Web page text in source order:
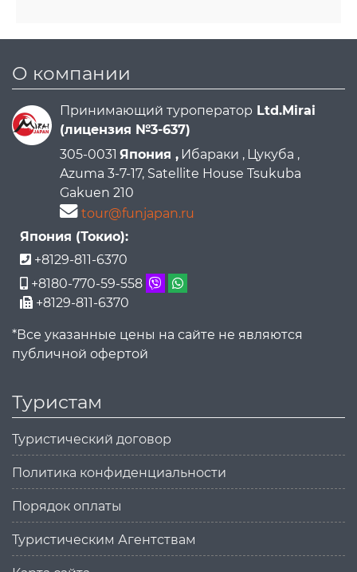
О компании
Принимающий туроператор Ltd.Mirai
(лицензия №3-637)
305-0031 Япония , Ибараки , Цукуба ,
Azuma 3-7-17, Satellite House Tsukuba
Gakuen 210
tour@funjapan.ru
Япония (Токио):
+8129-811-6370
+8180-770-59-558
+8129-811-6370
*Все указанные цены на сайте не являются
публичной офертой
Туристам
Туристический договор
Политика конфиденциальности
Порядок оплаты
Туристическим Агентствам